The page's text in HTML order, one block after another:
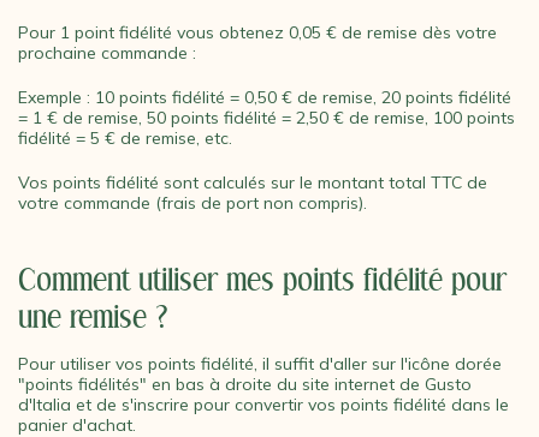
Pour 1 point fidélité vous obtenez 0,05 € de remise dès votre
prochaine commande :
Exemple : 10 points fidélité = 0,50 € de remise, 20 points fidélité
= 1 € de remise, 50 points fidélité = 2,50 € de remise, 100 points
fidélité = 5 € de remise, etc.
Vos points fidélité sont calculés sur le montant total TTC de
votre commande (frais de port non compris).
Comment utiliser mes points fidélité pour
une remise ?
Pour utiliser vos points fidélité, il suffit d'aller sur l'icône dorée
"points fidélités" en bas à droite du site internet de Gusto
d'Italia et de s'inscrire pour convertir vos points fidélité dans le
panier d'achat.